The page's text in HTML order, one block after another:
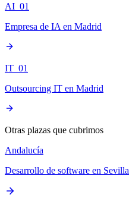
AI_01
Empresa de IA en Madrid
IT_01
Outsourcing IT en Madrid
Otras plazas que cubrimos
Andalucía
Desarrollo de software en Sevilla